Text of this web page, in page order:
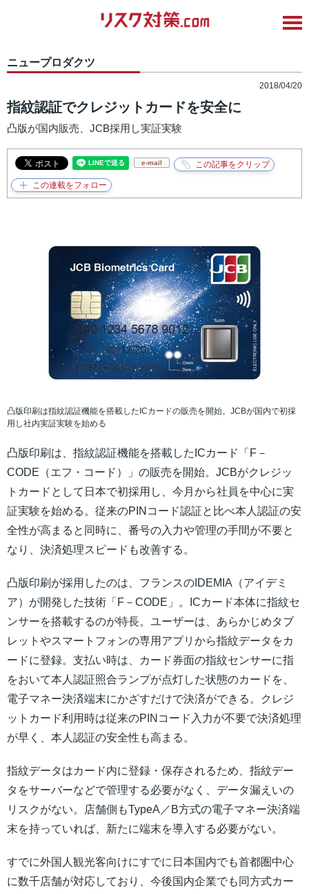
ニュープロダクツ
2018/04/20
指紋認証でクレジットカードを安全に
凸版が国内販売、JCB採用し実証実験
e-mail
凸版印刷は指紋認証機能を搭載したICカードの販売を開始。JCBが国内で初採
用し社内実証実験を始める
凸版印刷は、指紋認証機能を搭載したICカード「F－
CODE（エフ・コード）」の販売を開始。JCBがクレジッ
トカードとして日本で初採用し、今月から社員を中心に実
証実験を始める。従来のPINコード認証と比べ本人認証の安
全性が高まると同時に、番号の入力や管理の手間が不要と
なり、決済処理スピードも改善する。
凸版印刷が採用したのは、フランスのIDEMIA（アイデミ
ア）が開発した技術「F－CODE」。ICカード本体に指紋セ
ンサーを搭載するのが特長。ユーザーは、あらかじめタブ
レットやスマートフォンの専用アプリから指紋データをカ
ードに登録。支払い時は、カード券面の指紋センサーに指
をおいて本人認証照合ランプが点灯した状態のカードを、
電子マネー決済端末にかざすだけで決済ができる。クレジ
ットカード利用時は従来のPINコード入力が不要で決済処理
が早く、本人認証の安全性も高まる。
指紋データはカード内に登録・保存されるため、指紋デー
タをサーバーなどで管理する必要がなく、データ漏えいの
リスクがない。店舗側もTypeA／B方式の電子マネー決済端
末を持っていれば、新たに端末を導入する必要がない。
すでに外国人観光客向けにすでに日本国内でも首都圏中心
に数千店舗が対応しており、今後国内企業でも同方式カー